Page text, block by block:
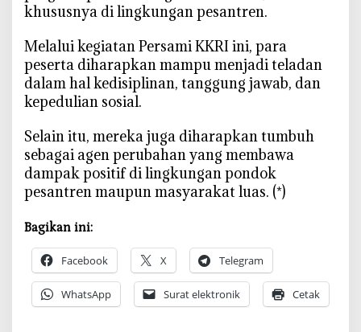
khususnya di lingkungan pesantren.
‎Melalui kegiatan Persami KKRI ini, para
peserta diharapkan mampu menjadi teladan
dalam hal kedisiplinan, tanggung jawab, dan
kepedulian sosial.
‎Selain itu, mereka juga diharapkan tumbuh
sebagai agen perubahan yang membawa
dampak positif di lingkungan pondok
pesantren maupun masyarakat luas. (*)
Bagikan ini:
Facebook X Telegram
WhatsApp Surat elektronik Cetak